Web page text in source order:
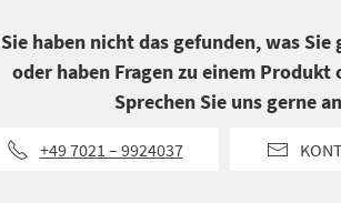
Sie haben nicht das gefunden, was Sie
oder haben Fragen zu einem Produkt
Sprechen Sie uns gerne
+49 7021 – 9924037